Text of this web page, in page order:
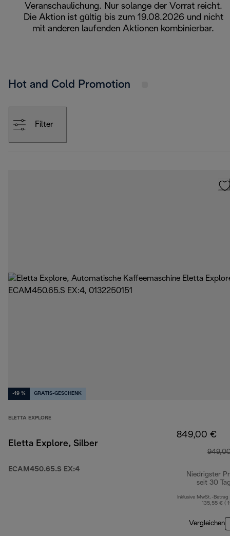
Veranschaulichung. Nur solange der Vorrat reicht.
Die Aktion ist gültig bis zum 19.08.2026 und nicht
mit anderen laufenden Aktionen kombinierbar.
Hot and Cold Promotion
Filter
-19 % GRATIS-GESCHENK
ELETTA EXPLORE
Eletta Explore, Silber
ECAM450.65.S EX:4
849,00 €
Niedrigster
seit 30
Inklusive MwSt.-Betrag
135,55 € (
Vergleichen